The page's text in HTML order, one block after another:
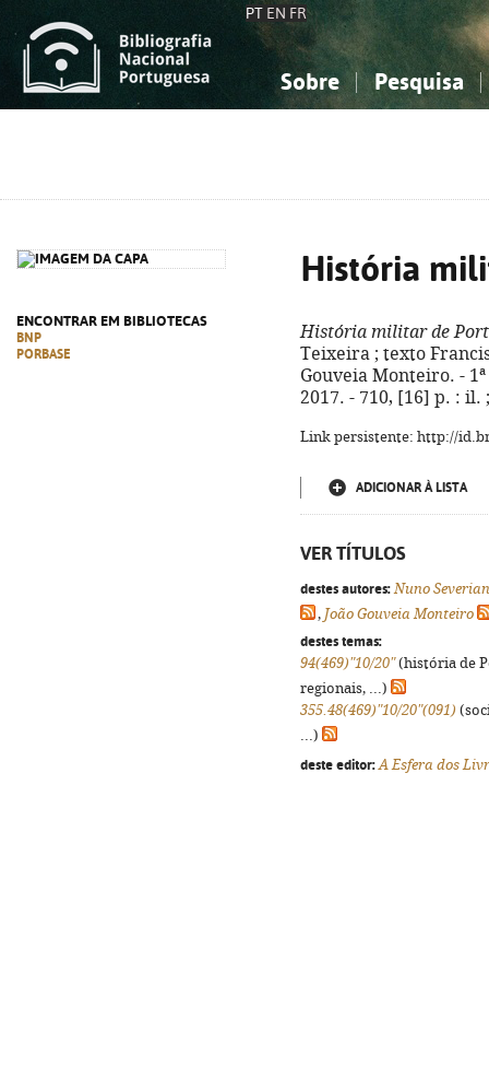
PT EN FR
Sobre Pesquisa
ENCONTRAR EM BIBLIOTECAS
BNP
PORBASE
História
História militar de
Teixeira ; texto
Gouveia Monteiro. -
2017. - 710, [16] p. : il.
Link persistente: http://
ADICIONAR À LISTA
VER TÍTULOS
destes autores: Nuno
, João Gouveia Monteiro
destes temas:
94(469)"10/20"(história de
regionais, ...)
355.48(469)"10/20"(091)
...)
deste editor: A Esfera dos